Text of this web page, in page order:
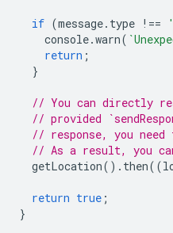
if (message. type !==
console.warn(
return ;
}
// You can directly
// provided
// response, you
// As a result, you
getLocation(). then((
return true ;
}